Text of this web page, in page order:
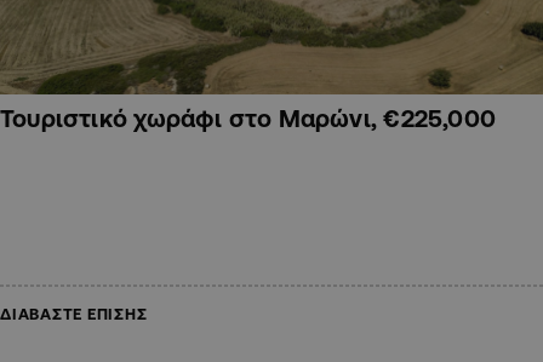
Τουριστικό χωράφι στο Μαρώνι, €225,000
ΔΙΑΒΑΣΤΕ ΕΠΙΣΗΣ